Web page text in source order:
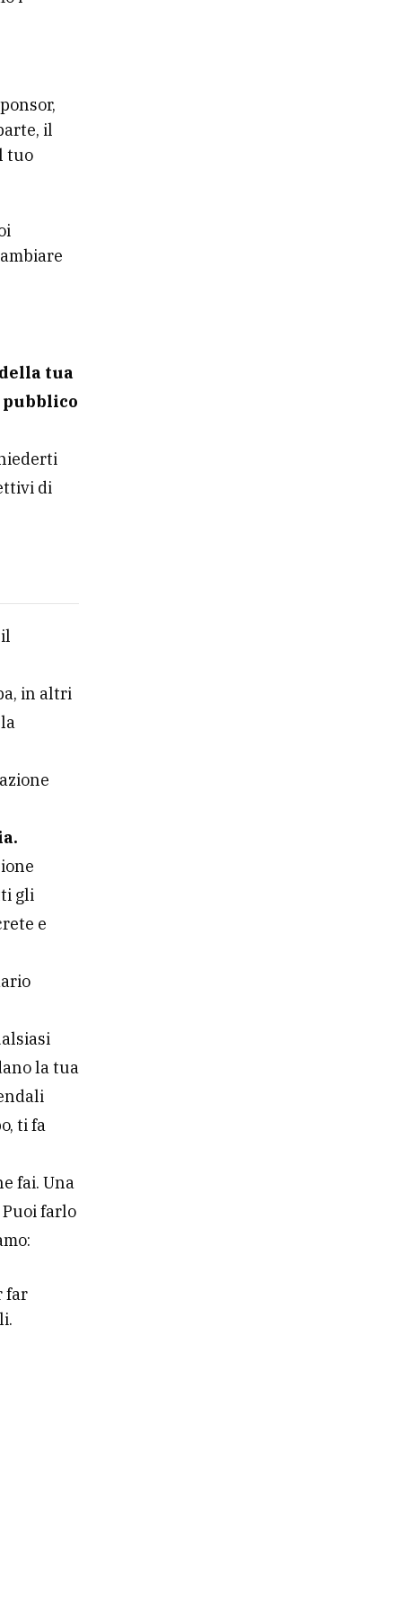
il
tuo
tua
pubblico
di
in altri
gli
e
la tua
ti fa
fai. Una
farlo
far